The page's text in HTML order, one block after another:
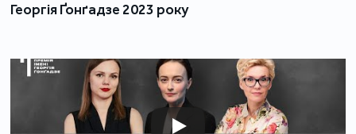
Георгія Ґонґадзе 2023 року